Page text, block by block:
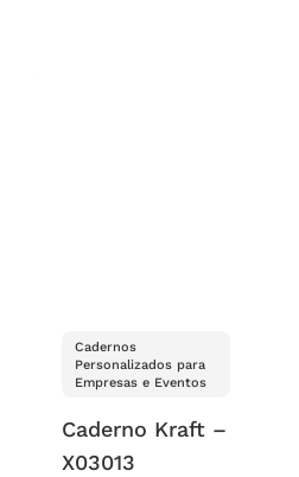
Cadernos
Personalizados para
Empresas e Eventos
Caderno Kraft –
X03013